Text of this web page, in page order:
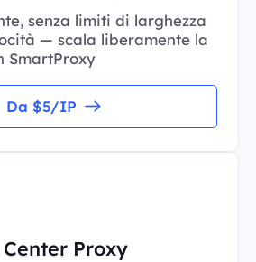
senza limiti di larghezza
— scala liberamente la
SmartProxy
Da $5/IP
Proxy